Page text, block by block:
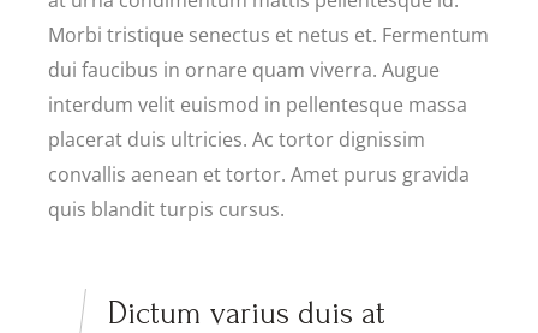
Morbi tristique senectus et netus et. Fermentum
dui faucibus in ornare quam viverra. Augue
interdum velit euismod in pellentesque massa
placerat duis ultricies. Ac tortor dignissim
convallis aenean et tortor. Amet purus gravida
quis blandit turpis cursus.
Dictum varius duis at